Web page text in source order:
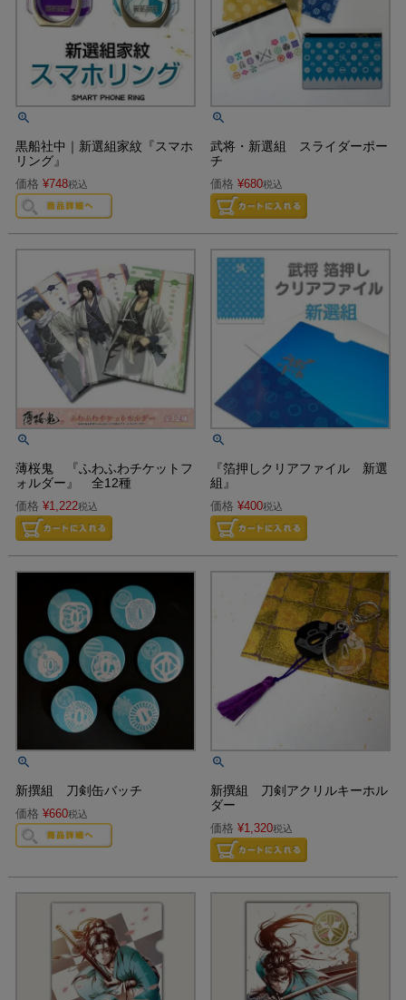
黒船社中｜新選組家紋『スマホ
リング』
価格 ¥748税込
武将・新選組 スライダーポー
チ
価格 ¥680税込
薄桜鬼 『ふわふわチケットフ
ォルダー』 全12種
価格 ¥1,222税込
『箔押しクリアファイル 新選
組』
価格 ¥400税込
新撰組 刀剣缶バッチ
価格 ¥660税込
新撰組 刀剣アクリルキーホル
ダー
価格 ¥1,320税込